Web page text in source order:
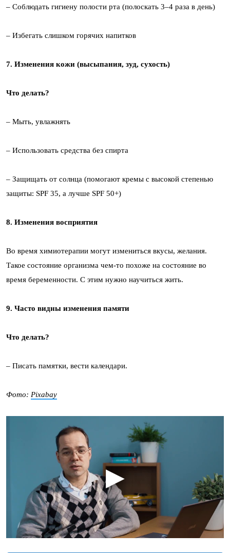
– Соблюдать гигиену полости рта (полоскать 3–4 раза в день)
– Избегать слишком горячих напитков
7. Изменения кожи (высыпания, зуд, сухость)
Что делать?
– Мыть, увлажнять
– Использовать средства без спирта
– Защищать от солнца (помогают кремы с высокой степенью
защиты: SPF 35, а лучше SPF 50+)
8. Изменения восприятия
Во время химиотерапии могут измениться вкусы, желания.
Такое состояние организма чем-то похоже на состояние во
время беременности. С этим нужно научиться жить.
9. Часто видны изменения памяти
Что делать?
– Писать памятки, вести календари.
Фото: Pixabay
▶